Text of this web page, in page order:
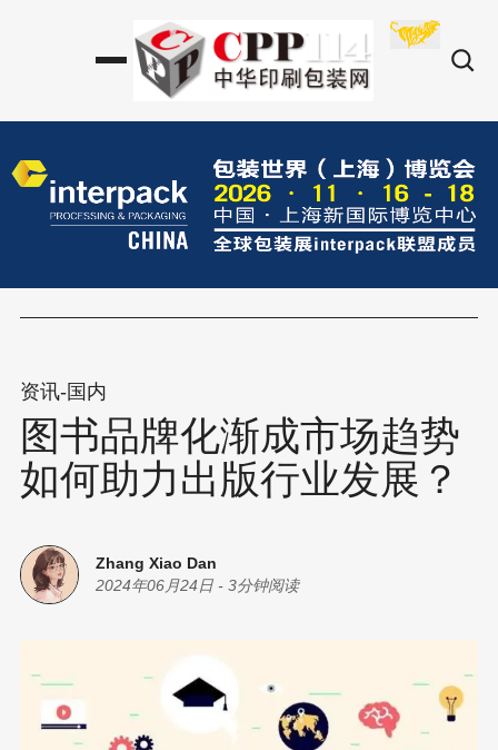
资讯-国内
图书品牌化渐成市场趋势
如何助力出版行业发展？
Zhang Xiao Dan
2024年06月24日 - 3分钟阅读